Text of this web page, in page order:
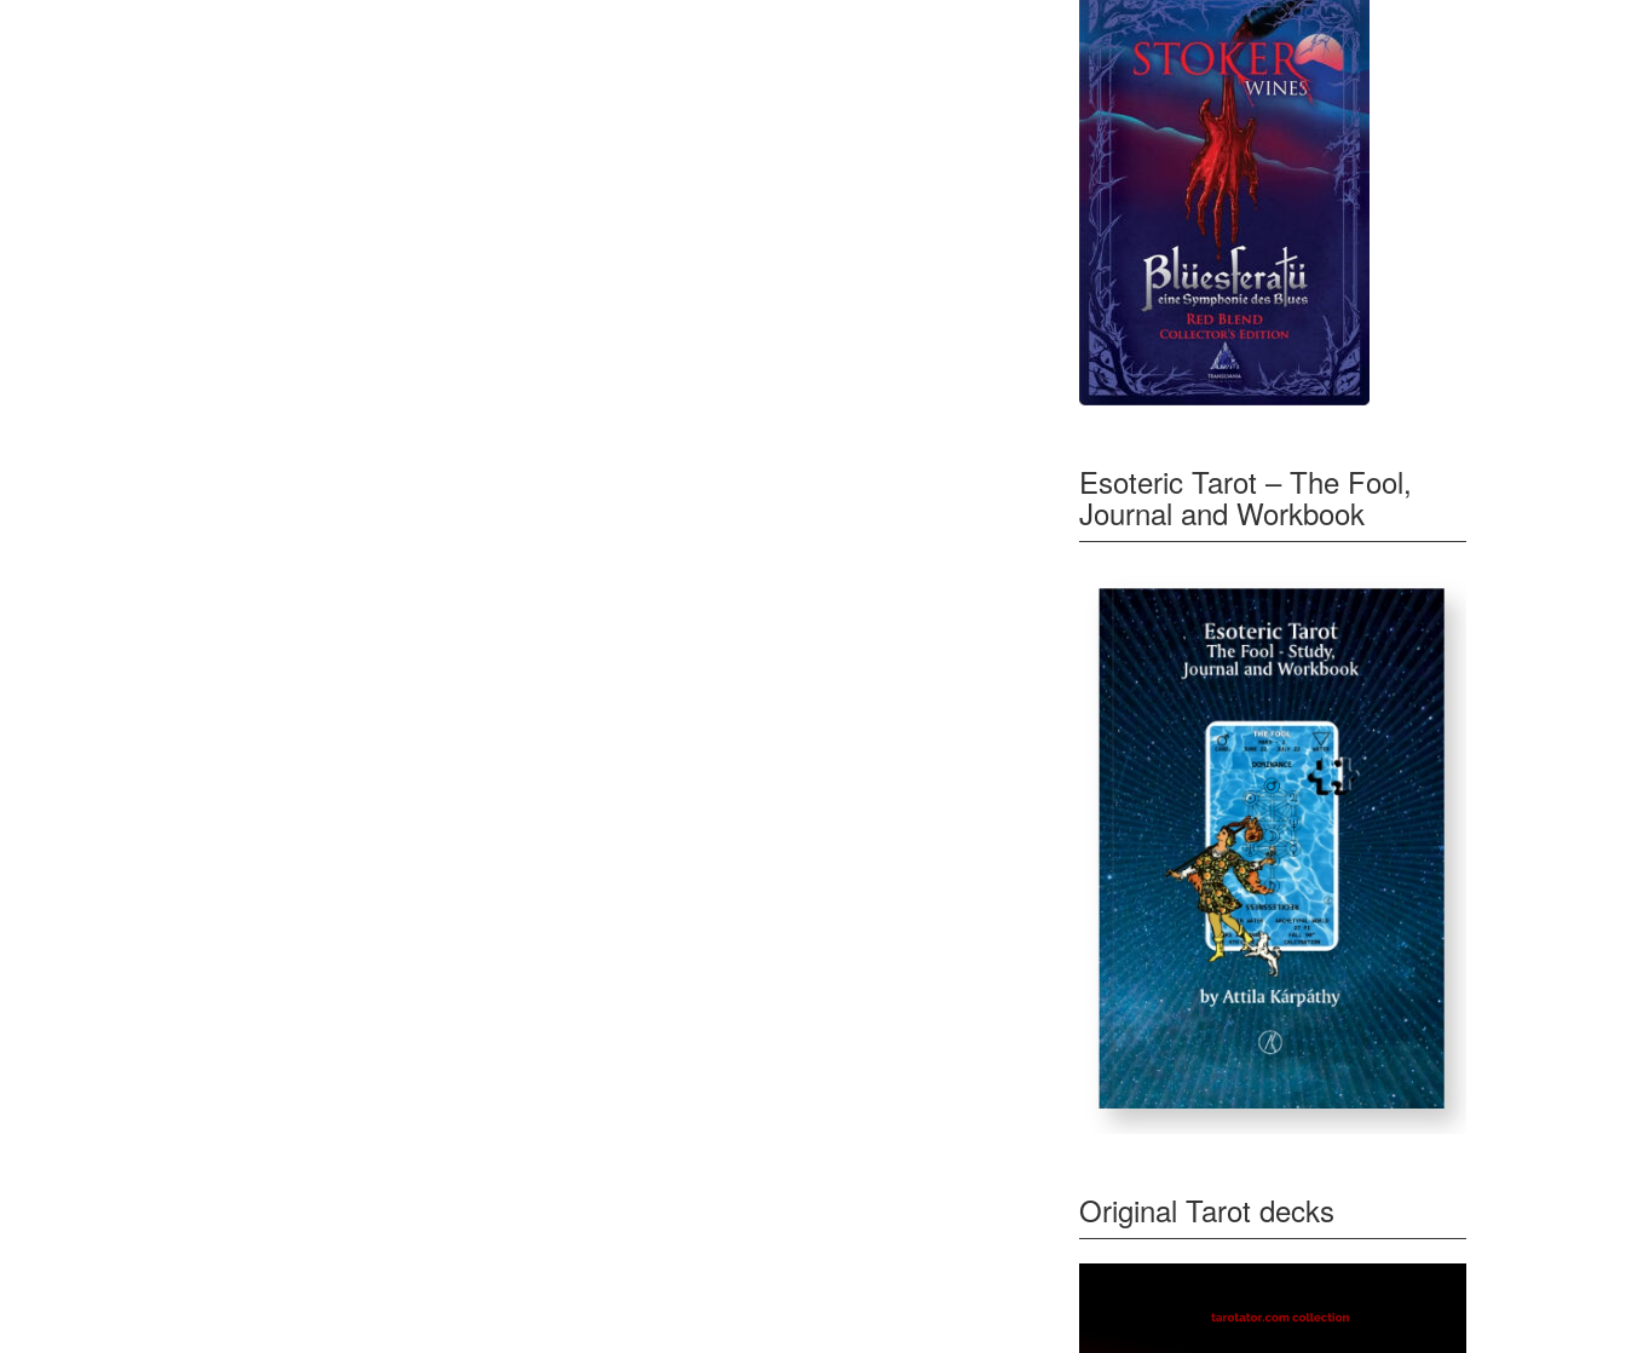
Esoteric Tarot – The Fool,
Journal and Workbook
Original Tarot decks